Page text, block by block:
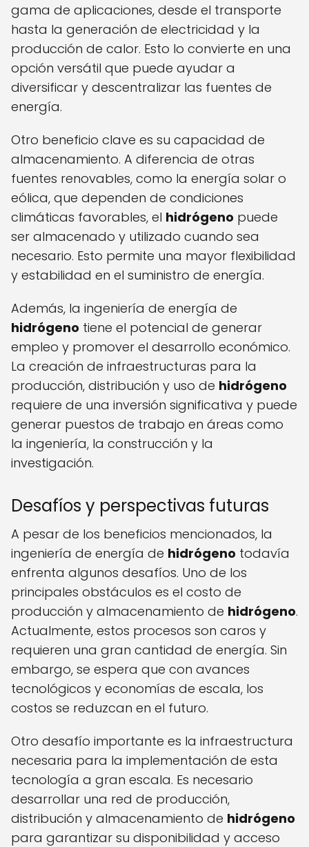
gama de aplicaciones, desde el transporte
hasta la generación de electricidad y la
producción de calor. Esto lo convierte en una
opción versátil que puede ayudar a
diversificar y descentralizar las fuentes de
energía.
Otro beneficio clave es su capacidad de
almacenamiento. A diferencia de otras
fuentes renovables, como la energía solar o
eólica, que dependen de condiciones
climáticas favorables, el hidrógeno puede
ser almacenado y utilizado cuando sea
necesario. Esto permite una mayor flexibilidad
y estabilidad en el suministro de energía.
Además, la ingeniería de energía de
hidrógeno tiene el potencial de generar
empleo y promover el desarrollo económico.
La creación de infraestructuras para la
producción, distribución y uso de hidrógeno
requiere de una inversión significativa y puede
generar puestos de trabajo en áreas como
la ingeniería, la construcción y la
investigación.
Desafíos y perspectivas futuras
A pesar de los beneficios mencionados, la
ingeniería de energía de hidrógeno todavía
enfrenta algunos desafíos. Uno de los
principales obstáculos es el costo de
producción y almacenamiento de hidrógeno.
Actualmente, estos procesos son caros y
requieren una gran cantidad de energía. Sin
embargo, se espera que con avances
tecnológicos y economías de escala, los
costos se reduzcan en el futuro.
Otro desafío importante es la infraestructura
necesaria para la implementación de esta
tecnología a gran escala. Es necesario
desarrollar una red de producción,
distribución y almacenamiento de hidrógeno
para garantizar su disponibilidad y acceso